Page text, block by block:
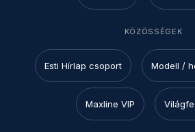
KÖZÖSSÉGEK
Esti Hírlap csoport Modell /
Maxline VIP